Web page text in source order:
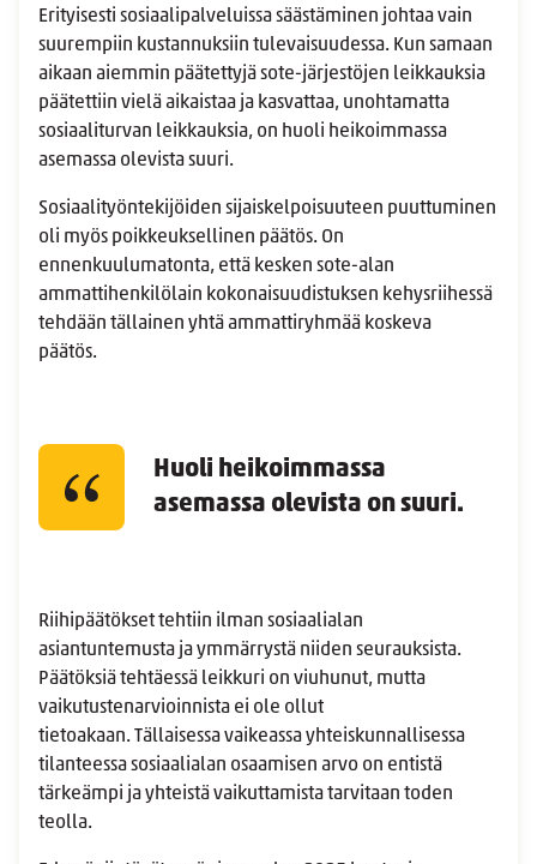
Erityisesti sosiaalipalveluissa säästäminen johtaa vain
suurempiin kustannuksiin tulevaisuudessa. Kun samaan
aikaan aiemmin päätettyjä sote-järjestöjen leikkauksia
päätettiin vielä aikaistaa ja kasvattaa, unohtamatta
sosiaaliturvan leikkauksia, on huoli heikoimmassa
asemassa olevista suuri.
Sosiaalityöntekijöiden sijaiskelpoisuuteen puuttuminen
oli myös poikkeuksellinen päätös. On
ennenkuulumatonta, että kesken sote-alan
ammattihenkilölain kokonaisuudistuksen kehysriihessä
tehdään tällainen yhtä ammattiryhmää koskeva
päätös.
Huoli heikoimmassa
asemassa olevista on suuri.
Riihipäätökset tehtiin ilman sosiaalialan
asiantuntemusta ja ymmärrystä niiden seurauksista.
Päätöksiä tehtäessä leikkuri on viuhunut, mutta
vaikutustenarvioinnista ei ole ollut
tietoakaan. Tällaisessa vaikeassa yhteiskunnallisessa
tilanteessa sosiaalialan osaamisen arvo on entistä
tärkeämpi ja yhteistä vaikuttamista tarvitaan toden
teolla.